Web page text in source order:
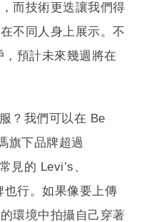
而技術更迭讓我們得
不同人身上展示。不
預計未來幾週將在
？我們可以在 Be
旗下品牌超過
見的 Levi’s、
也行。如果像要上傳
環境中拍攝自己穿著